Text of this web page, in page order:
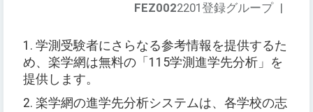
FEZ0022201登録グループ |
1. 学測受験者にさらなる参考情報を提供するた
め、楽学網は無料の「115学測進学先分析」を
提供します。
2. 楽学網の進学先分析システムは、各学校の志